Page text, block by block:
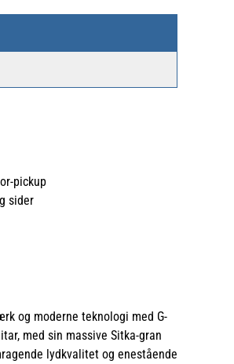
pickup
sider
og moderne teknologi med G-
med sin massive Sitka-gran
lydkvalitet og enestående